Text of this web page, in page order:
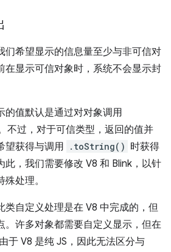
们希望显示的信息量至少与非可信对
在显示可信对象时，系统不会显示封
的值默认是通过对对象调用
不过，对于可信类型，返回的值并
望获得与调用
.toString() 时获得
此，我们需要修改 V8 和 Blink，以针
处理。
类自定义处理是在 V8 中完成的，但
。许多对象都需要自定义显示，但在
于 V8 是纯 JS，因此无法区分与